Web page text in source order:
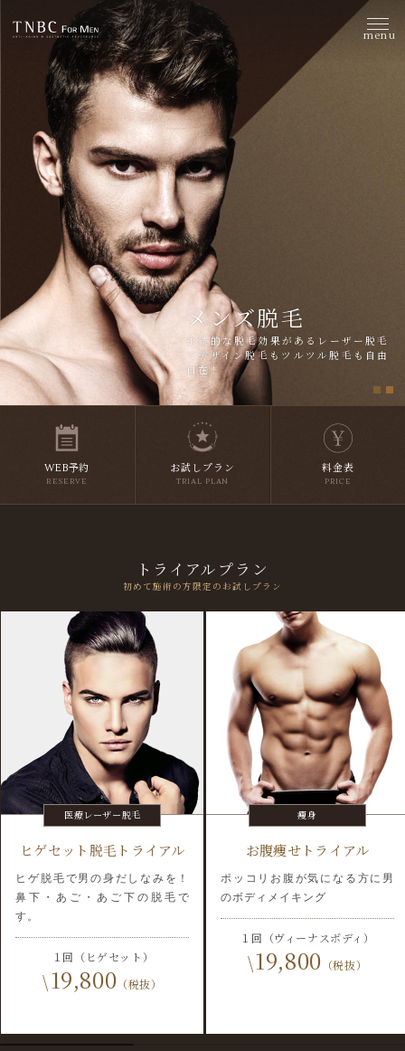
TNBC for
MEN | 大阪 四
ツ橋のメンズク
リニック
menu
メンズ脱毛
永続的な脱毛効果があるレーザー脱毛
でデザイン脱毛もツルツル脱毛も自由
自在！
WEB予約
RESERVE
お試しプラン
TRIAL PLAN
料金表
PRICE
トライアルプラン
初めて施術の方限定のお試しプラン
医療レーザー脱毛
ヒゲセット脱毛トライアル
ヒゲ脱毛で男の身だしなみを！
鼻下・あご・あご下の脱毛で
す。
１回（ヒゲセット）
\19,800 （税抜）
痩身
お腹痩せトライアル
ポッコリお腹が気になる方に男
のボディメイキング
１回（ヴィーナスボディ）
\19,800 （税抜）